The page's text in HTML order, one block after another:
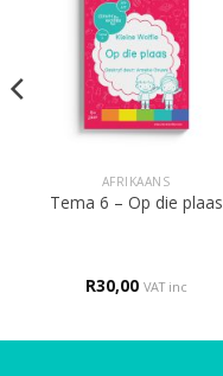
AFRIKAANS
Tema 6 – Op die plaas
R30,00 VAT inc